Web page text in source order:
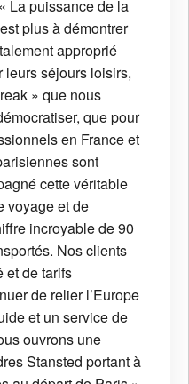
La puissance de la
plus à démontrer
approprié
leurs séjours loisirs,
» que nous
que pour
en France et
sont
cette véritable
voyage et de
incroyable de 90
Nos clients
et de tarifs
de relier l’Europe
et un service de
ouvrons une
Stansted portant à